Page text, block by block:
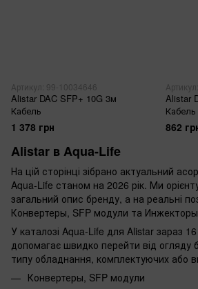
Артикул: 99-10034646
Alistar DAC SFP+ 10G 3м
Кабель
1 378 грн
Alistar
Кабель
862
Alistar в Aqua-Life
На цій сторінці зібрано актуальний
Aqua-Life станом на 2026 рік. Ми
загальний опис бренду, а на реальні
Конвертеры, SFP модули та
У каталозі Aqua-Life для Alistar зараз
допомагає швидко перейти від огляду
типу обладнання, комплектуючих або
Конвертеры, SFP модули